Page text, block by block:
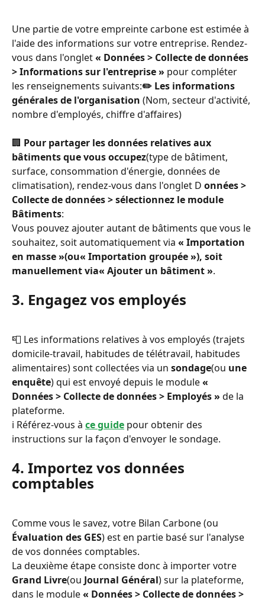
Une partie de votre empreinte carbone est estimée à
l'aide des informations sur votre entreprise. Rendez-
vous dans l'onglet « Données > Collecte de données
> Informations sur l'entreprise » pour compléter
les renseignements suivants:✏️ Les informations
générales de l'organisation (Nom, secteur d'activité,
nombre d'employés, chiffre d'affaires)
🏢 Pour partager les données relatives aux
bâtiments que vous occupez(type de bâtiment,
surface, consommation d'énergie, données de
climatisation), rendez-vous dans l'onglet D onnées >
Collecte de données > sélectionnez le module
Bâtiments:
Vous pouvez ajouter autant de bâtiments que vous le
souhaitez, soit automatiquement via « Importation
en masse »(ou« Importation groupée »), soit
manuellement via« Ajouter un bâtiment ».
3. Engagez vos employés
📮 Les informations relatives à vos employés (trajets
domicile-travail, habitudes de télétravail, habitudes
alimentaires) sont collectées via un sondage(ou une
enquête) qui est envoyé depuis le module «
Données > Collecte de données > Employés » de la
plateforme.
ℹ️ Référez-vous à ce guide pour obtenir des
instructions sur la façon d'envoyer le sondage.
4. Importez vos données
comptables
Comme vous le savez, votre Bilan Carbone (ou
Évaluation des GES) est en partie basé sur l'analyse
de vos données comptables.
La deuxième étape consiste donc à importer votre
Grand Livre(ou Journal Général) sur la plateforme,
dans le module « Données > Collecte de données >